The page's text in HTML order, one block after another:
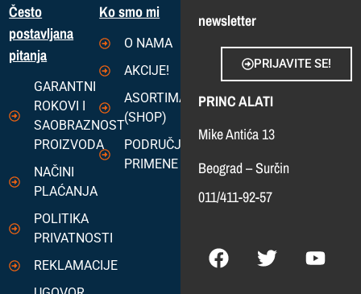
Često
postavljana
pitanja
GARANTNI
ROKOVI I
SAOBRAZNOST
PROIZVODA
NAČINI
PLAĆANJA
POLITIKA
PRIVATNOSTI
REKLAMACIJE
Ko smo mi
O NAMA
AKCIJE!
ASORTIMAN
(SHOP)
PODRUČJA
PRIMENE
newsletter
PRIJAVITE SE!
PRINC ALATI
Mike Antića 13
Beograd – Surčin
011/411-92-57